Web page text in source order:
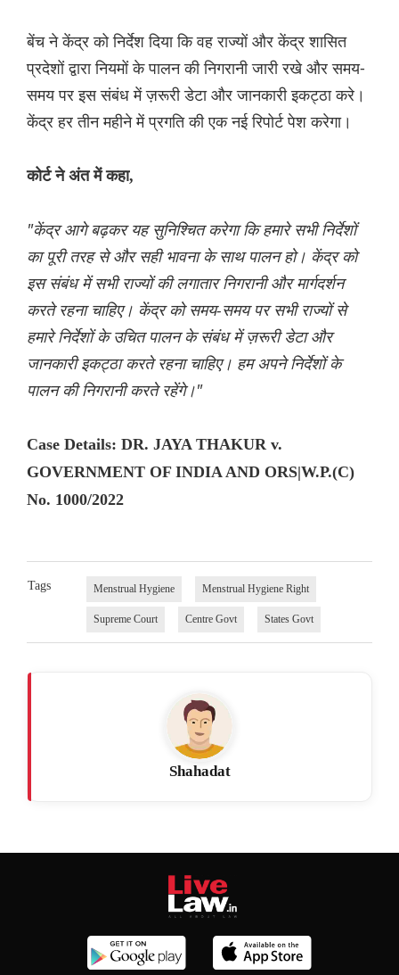
बेंच ने केंद्र को निर्देश दिया कि वह राज्यों और केंद्र शासित
प्रदेशों द्वारा नियमों के पालन की निगरानी जारी रखे और समय-
समय पर इस संबंध में ज़रूरी डेटा और जानकारी इकट्ठा करे।
केंद्र हर तीन महीने में प्रगति की एक नई रिपोर्ट पेश करेगा।
कोर्ट ने अंत में कहा,
"केंद्र आगे बढ़कर यह सुनिश्चित करेगा कि हमारे सभी निर्देशों
का पूरी तरह से और सही भावना के साथ पालन हो। केंद्र को
इस संबंध में सभी राज्यों की लगातार निगरानी और मार्गदर्शन
करते रहना चाहिए। केंद्र को समय-समय पर सभी राज्यों से
हमारे निर्देशों के उचित पालन के संबंध में ज़रूरी डेटा और
जानकारी इकट्ठा करते रहना चाहिए। हम अपने निर्देशों के
पालन की निगरानी करते रहेंगे।"
Case Details: DR. JAYA THAKUR v.
GOVERNMENT OF INDIA AND ORS|W.P.(C)
No. 1000/2022
Tags Menstrual Hygiene Menstrual Hygiene Right
Supreme Court Centre Govt States Govt
Shahadat